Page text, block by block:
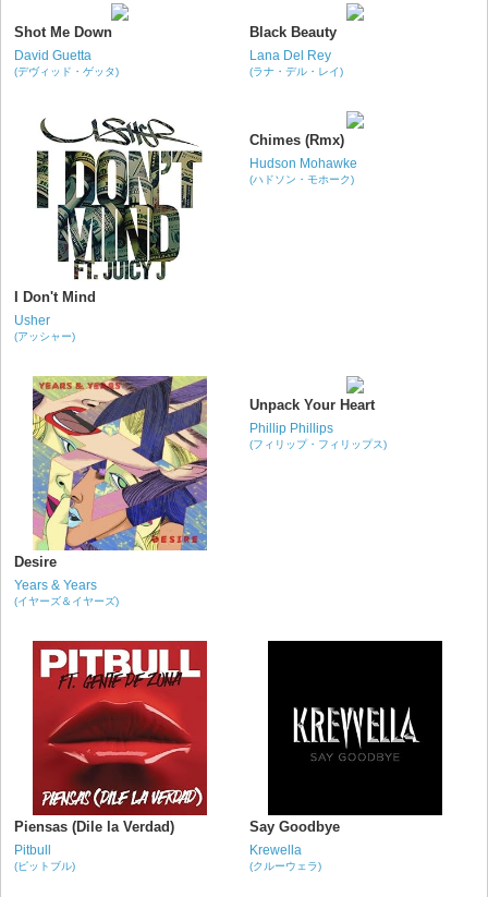
Shot Me Down
David Guetta
(デヴィッド・ゲッタ)
Black Beauty
Lana Del Rey
(ラナ・デル・レイ)
I Don't Mind
Usher
(アッシャー)
Chimes (Rmx)
Hudson Mohawke
(ハドソン・モホーク)
Desire
Years & Years
(イヤーズ＆イヤーズ)
Unpack Your Heart
Phillip Phillips
(フィリップ・フィリップス)
Piensas (Dile la Verdad)
Pitbull
(ピットブル)
Say Goodbye
Krewella
(クルーウェラ)